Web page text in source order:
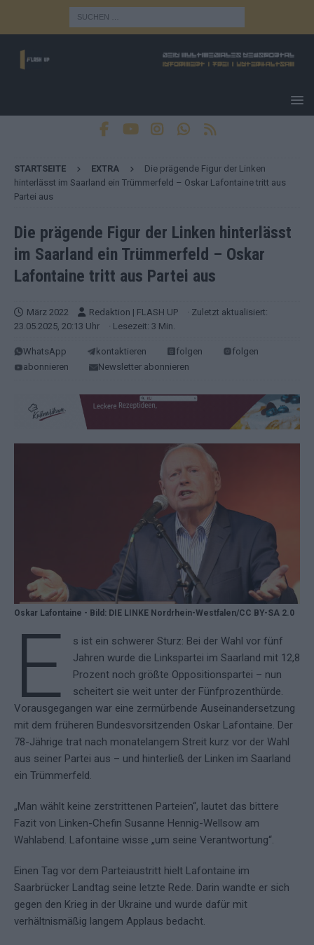
STARTSEITE EXTRA
Die prägende Figur der Linken
hinterlässt im Saarland ein Trümmerfeld – Oskar Lafontaine tritt aus
Partei aus
Die prägende Figur der Linken hinterlässt
im Saarland ein Trümmerfeld – Oskar
Lafontaine tritt aus Partei aus
März 2022 Redaktion | FLASH UP
· Zuletzt aktualisiert:
23.05.2025, 20:13 Uhr
· Lesezeit: 3 Min.
WhatsApp kontaktieren folgen
folgen
abonnieren
Newsletter abonnieren
Oskar Lafontaine - Bild: DIE LINKE Nordrhein-Westfalen/CC BY-SA 2.0
E
s ist ein schwerer Sturz: Bei der Wahl vor fünf
Jahren wurde die Linkspartei im Saarland mit 12,8
Prozent noch größte Oppositionspartei – nun
scheitert sie weit unter der Fünfprozenthürde.
Vorausgegangen war eine zermürbende Auseinandersetzung
mit dem früheren Bundesvorsitzenden Oskar Lafontaine. Der
78-Jährige trat nach monatelangem Streit kurz vor der Wahl
aus seiner Partei aus – und hinterließ der Linken im Saarland
ein Trümmerfeld.
„Man wählt keine zerstrittenen Parteien“, lautet das bittere
Fazit von Linken-Chefin Susanne Hennig-Wellsow am
Wahlabend. Lafontaine wisse „um seine Verantwortung“.
Einen Tag vor dem Parteiaustritt hielt Lafontaine im
Saarbrücker Landtag seine letzte Rede. Darin wandte er sich
gegen den Krieg in der Ukraine und wurde dafür mit
verhältnismäßig langem Applaus bedacht.